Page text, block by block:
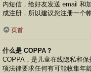
内短信，给好友发送 email 和
成注册，所以建议您注册一个帐
页首
什么是 COPPA？
COPPA，是儿童在线隐私和
项法律要求任何有可能收集年